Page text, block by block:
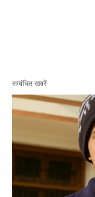
सम्बंधित ख़बरें